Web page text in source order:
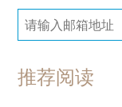
推荐阅读